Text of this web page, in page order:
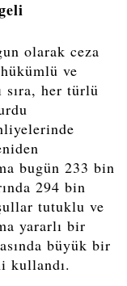
olarak ceza
ve
sıra, her türlü
bugün 233 bin
294 bin
tutuklu ve
yararlı bir
büyük bir
kullandı.